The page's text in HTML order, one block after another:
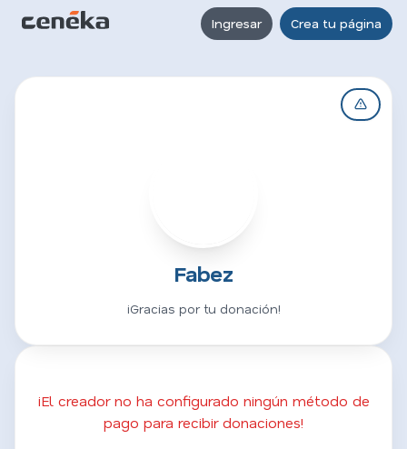
Ingresar Crea tu página
Fabez
¡Gracias por tu donación!
¡El creador no ha configurado ningún método de
pago para recibir donaciones!